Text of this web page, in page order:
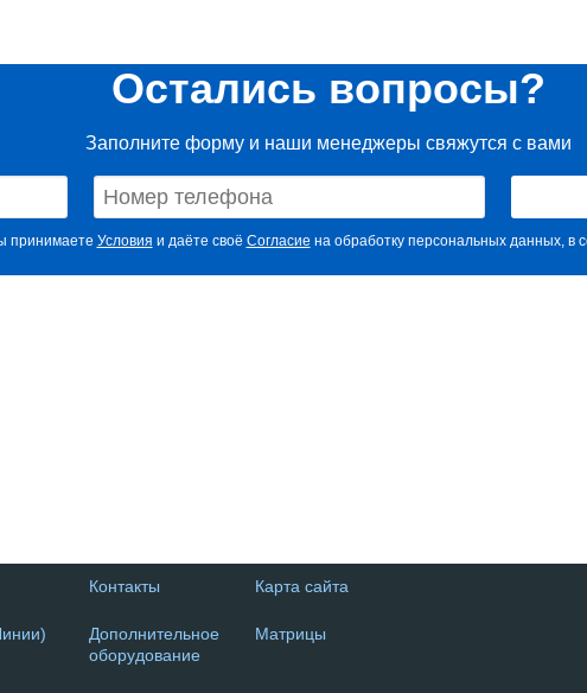
Остались вопросы?
Заполните форму и наши менеджеры свяжутся с вами
принимаете Условия и даёте своё Согласие на обработку персональных данных, в
Контакты Карта сайта
Дополнительное
оборудование
Матрицы